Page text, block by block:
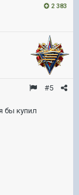
2 383
#5
бы купил